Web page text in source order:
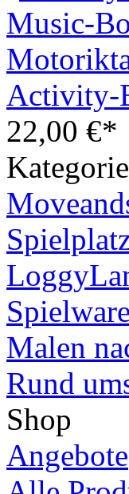
Activity-
22,00 €*
Malen
Rund
Shop
Angebote